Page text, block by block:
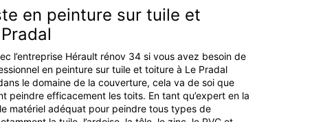
en peinture sur tuile et
l’entreprise Hérault rénov 34 si vous avez besoin de
en peinture sur tuile et toiture à Le Pradal
le domaine de la couverture, cela va de soi que
peindre efficacement les toits. En tant qu’expert en la
matériel adéquat pour peindre tous types de